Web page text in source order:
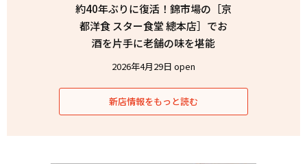
約40年ぶりに復活！錦市場の［京
都洋食 スター食堂 總本店］でお
酒を片手に老舗の味を堪能
2026年4月29日 open
新店情報をもっと読む